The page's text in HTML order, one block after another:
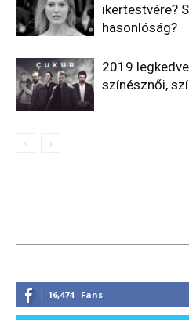
ikertestvére?
hasonlóság?
2019
színésznői,
16,474 Fans